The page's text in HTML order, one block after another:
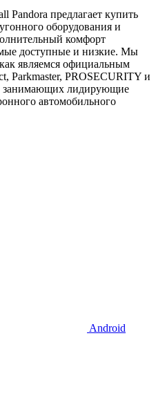
Pandora предлагает купить
оборудования и
комфорт
доступные и низкие. Мы
являемся официальным
Parkmaster, PROSECURITY и
занимающих лидирующие
автомобильного
Android